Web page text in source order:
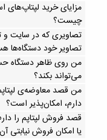
مزایای خرید لپتاپ‌های
چیست؟
تصاویری که در سایت و
تصاویر خود دستگاه‌ها
من روی ظاهر دستگاه
می‌تواند بکند؟
من قصد معاوضه‌ی لپتاپم
دارم، امکان‌پذیر است؟
قصد فروش لپتاپم را
یا امکان فروش نیابتی